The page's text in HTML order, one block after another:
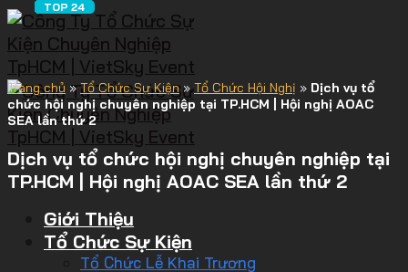
Giới Thiệu
Tổ Chức Sự Kiện
Tổ Chức Lễ Khai Trương
Trang chủ » Tổ Chức Sự Kiện » Tổ Chức Hội Nghị » Dịch vụ tổ
chức hội nghị chuyên nghiệp tại TP.HCM | Hội nghị AOAC
SEA lần thứ 2
Dịch vụ tổ chức hội nghị chuyên nghiệp tại
TP.HCM | Hội nghị AOAC SEA lần thứ 2